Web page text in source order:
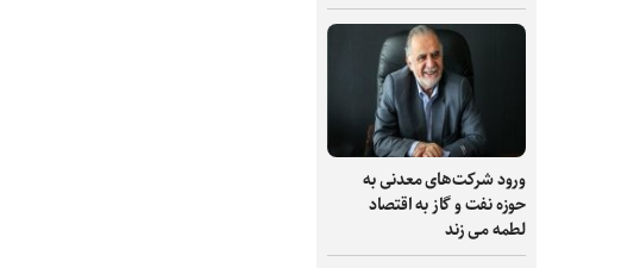
ورود شرکت‌های معدنی به
حوزه نفت و گاز به اقتصاد
لطمه می زند